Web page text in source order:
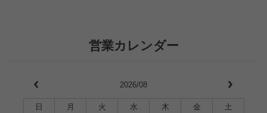
営業カレンダー
2026/08
日 月 火 水 木 金
土